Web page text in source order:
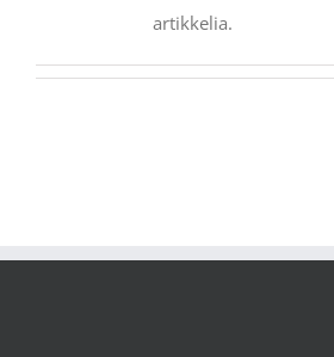
artikkelia.